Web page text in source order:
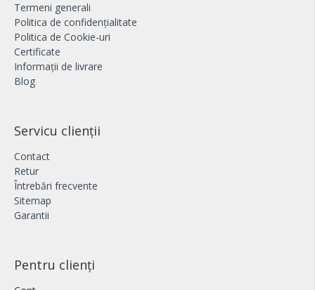
Termeni generali
Politica de confidențialitate
Politica de Cookie-uri
Certificate
Informații de livrare
Blog
Servicu clienții
Contact
Retur
Întrebări frecvente
Sitemap
Garantii
Pentru clienți